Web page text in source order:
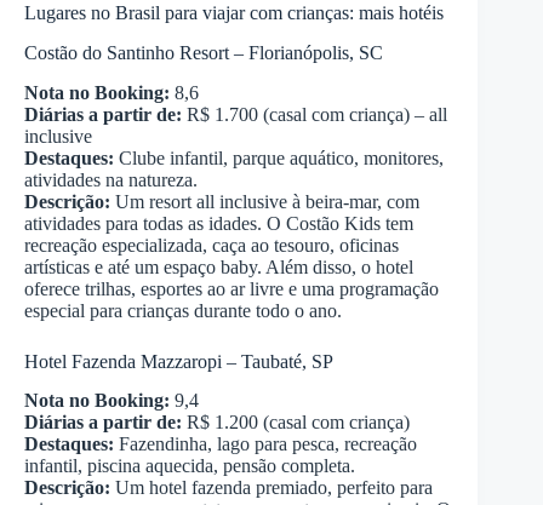
Lugares no Brasil para viajar com crianças: mais hotéis
Costão do Santinho Resort – Florianópolis, SC
Nota no Booking: 8,6
Diárias a partir de: R$ 1.700 (casal com criança) – all
inclusive
Destaques: Clube infantil, parque aquático, monitores,
atividades na natureza.
Descrição: Um resort all inclusive à beira-mar, com
atividades para todas as idades. O Costão Kids tem
recreação especializada, caça ao tesouro, oficinas
artísticas e até um espaço baby. Além disso, o hotel
oferece trilhas, esportes ao ar livre e uma programação
especial para crianças durante todo o ano.
Hotel Fazenda Mazzaropi – Taubaté, SP
Nota no Booking: 9,4
Diárias a partir de: R$ 1.200 (casal com criança)
Destaques: Fazendinha, lago para pesca, recreação
infantil, piscina aquecida, pensão completa.
Descrição: Um hotel fazenda premiado, perfeito para